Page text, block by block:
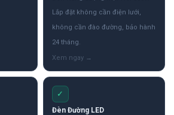
Lắp đặt không cần điện lưới,
không cần đào đường, bảo hành
24 tháng.
✓
Đèn Đường LED